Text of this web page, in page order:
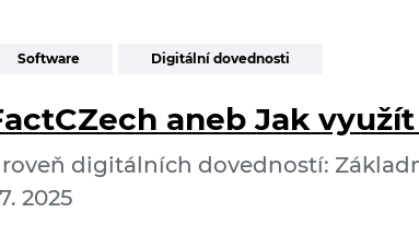
Software Digitální dovednosti
aneb Jak
digitálních dovedností:
2025